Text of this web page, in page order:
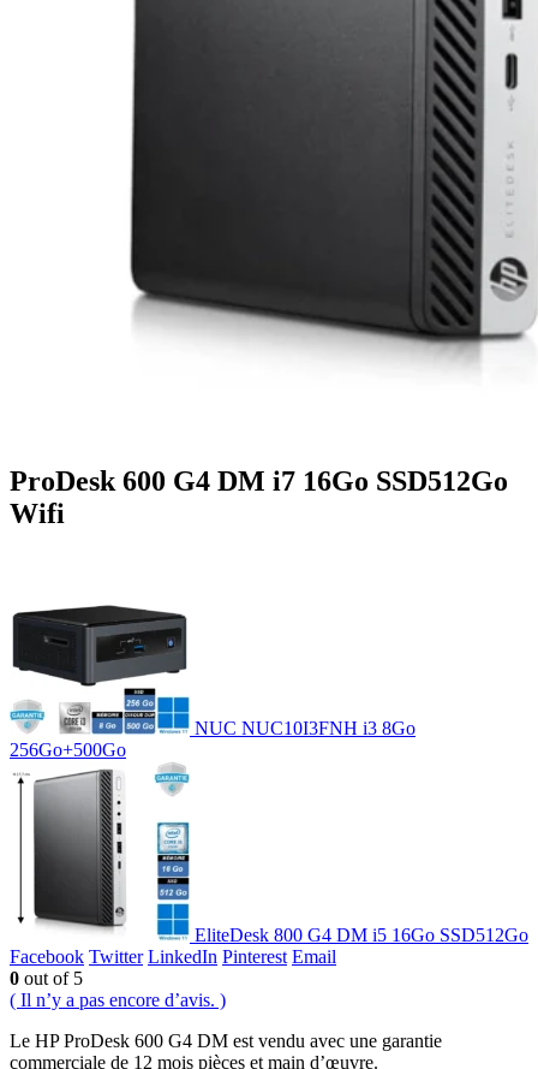
ProDesk 600 G4 DM i7 16Go SSD512Go
Wifi
NUC NUC10I3FNH i3 8Go
256Go+500Go
EliteDesk 800 G4 DM i5 16Go SSD512Go
Facebook Twitter LinkedIn Pinterest Email
0 out of 5
( Il n’y a pas encore d’avis. )
Le HP ProDesk 600 G4 DM est vendu avec une garantie
commerciale de 12 mois pièces et main d’œuvre.